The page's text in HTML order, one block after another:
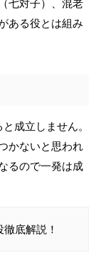
七対子）、混老
ある役とは組み
成立しません。
かないと思われ
るので一発は成
底解説！